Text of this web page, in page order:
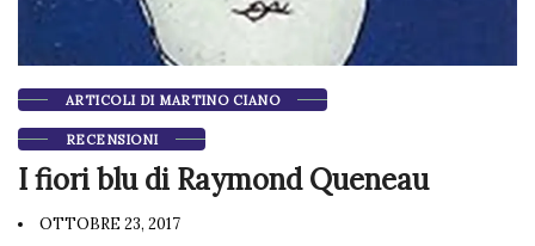
ARTICOLI DI MARTINO CIANO
RECENSIONI
I fiori blu di Raymond Queneau
OTTOBRE 23, 2017